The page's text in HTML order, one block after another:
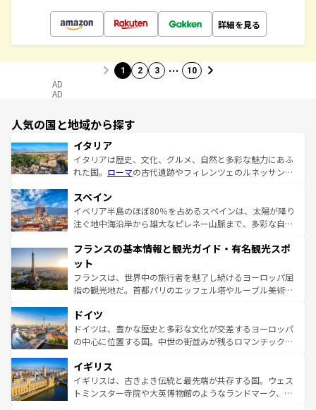
詳細を見る
1 2 3 … 10
AD
AD
人気の国と地域から探す
イタリア
イタリアは歴史、文化、グルメ、自然と多彩な魅力にあふ
れた国。 ローマの古代遺跡やフィレンツェのルネッサンス
ろん、トスカーナの美しい田園風景やアマルフィ海岸の絶
景など、自然景観も見逃せない。観光の合間には、本場の
ピザやパスタなど、絶品のイタリア料理を堪能することも
ませてくれるイタリアで、忘れられない旅をしてみよう！
なお、新着のイタリア情報は
しい。
スペイン
イベリア半島のほぼ80％を占めるスペインは、太陽が降り
注ぐ地中海沿岸から雄大なピレネー山脈まで、多彩な自然
文化が根付くこの国では、情熱的なフラメンコ、熱気あふ
れる闘牛、そして美味しいタパスが生活の一部となってい
る。首都マドリードの洗練された雰囲気や、バルセロナの
アートに溢れた街角から、地方では古代ローマ遺跡や中世
せる。地方によって風土や気候が異なるスペインはその個
性で訪れる人を魅了する。 なお、新着のスペイン情報は コ
ンテンツ一覧を参照してほしい。
フランスの基本情報と観光ガイド・有名観光スポ
ット
フランスは、世界中の旅行者を魅了し続けるヨーロッパ屈
指の観光地だ。首都パリのエッフェル塔やルーブル美術館
で、幅広い魅力が詰まっている。華麗な宮殿、歴史的な大
聖堂、美しいビーチ、そして豊かな自然が、訪れる者を心
から魅了する。また、フランスは美食の国としても知ら
いる。シャンパンの発祥地であるランス、プロヴァンスの
香り高いラベンダー畑など、多彩な楽しみ方が可能だ。さ
らに、パリ以外の地域にも魅力が溢れており、どの街角に
ドイツ
ドイツは、豊かな歴史と多彩な文化が交差するヨーロッパ
の中心に位置する国。中世の街並みが残るロマンチック街
顔を持つこの国は、どこを歩いても飽きることがない。ベ
ルリンの文化的活気、バイエルン州のアルプスの絶景、そ
してライン川沿いのワイン畑といった風景は必見。ビール
イギリス
イギリスは、古きよき伝統と最先端が共存する国。ウェス
トミンスター寺院や大英博物館のようなランドマーク、歴